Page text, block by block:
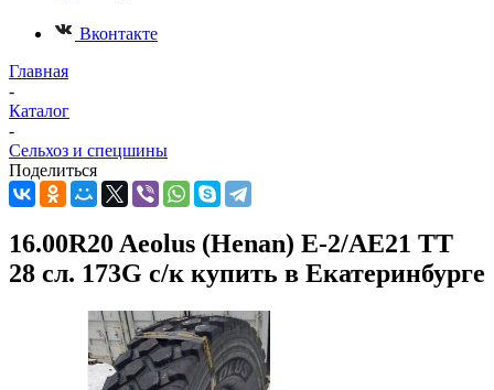
Вконтакте
Главная
-
Каталог
-
Сельхоз и спецшины
Поделиться
16.00R20 Aeolus (Henan) E-2/AE21 ТТ
28 сл. 173G с/к купить в Екатеринбурге